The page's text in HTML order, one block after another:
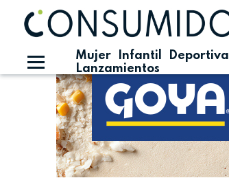
Mujer Infantil Deportiva
Lanzamientos